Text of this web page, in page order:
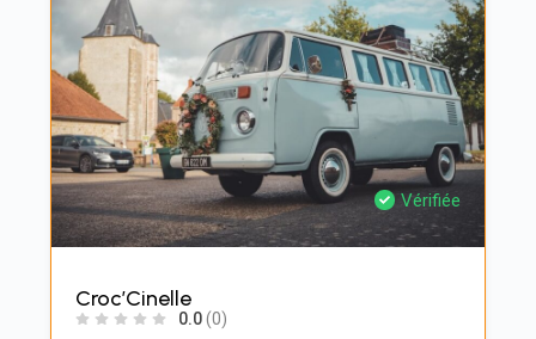
Vérifiée
Croc’Cinelle
0.0(0)